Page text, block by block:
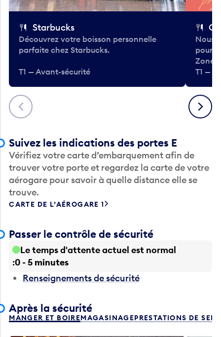
Précédent
Starbucks
Découvrez votre boisson personnelle
parfaite chez Starbucks.
T1 — Avant-sécurité
Nous
pour
Zone.
T1 —
Suivant
Suivez les indications des portes E
Vérifiez votre carte d’embarquement afin de
trouver votre porte et regardez la carte de votre
aérogare pour savoir à quelle distance elle se
trouve.
CARTE DE L’AÉROGARE 1
Passer le contrôle de sécurité
Le temps d'attente actuel est normal
0 - 5 minutes
Renseignements de sécurité
Après la sécurité
MANGER ET BOIREMAGASINAGEPRESTATIONS DE